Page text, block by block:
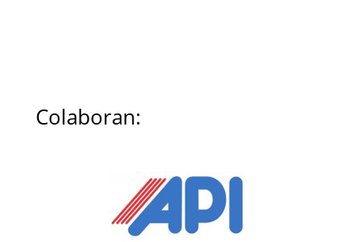
Colaboran: